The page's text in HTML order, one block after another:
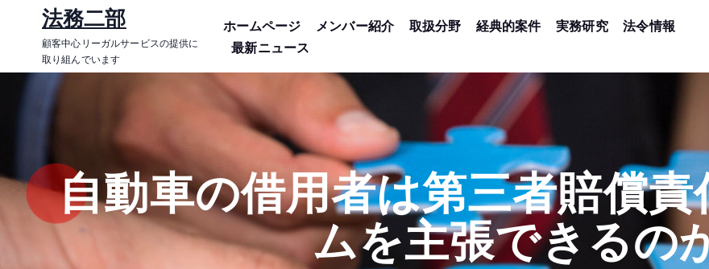
ン
ッ
法務二部
顧客中心リーガルサービスの提供に
取り組んでいます
ホームページ メンバー紹介 取扱分野 経典的案件 実務研究
法令情報
最新ニュース
自動車の借用者は第三者賠償
ムを主張できるの